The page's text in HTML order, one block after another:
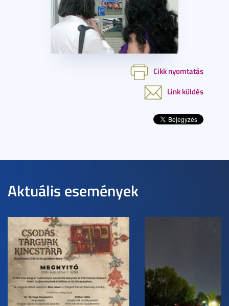
Cikk nyomtatás
Link küldés
Aktuális események